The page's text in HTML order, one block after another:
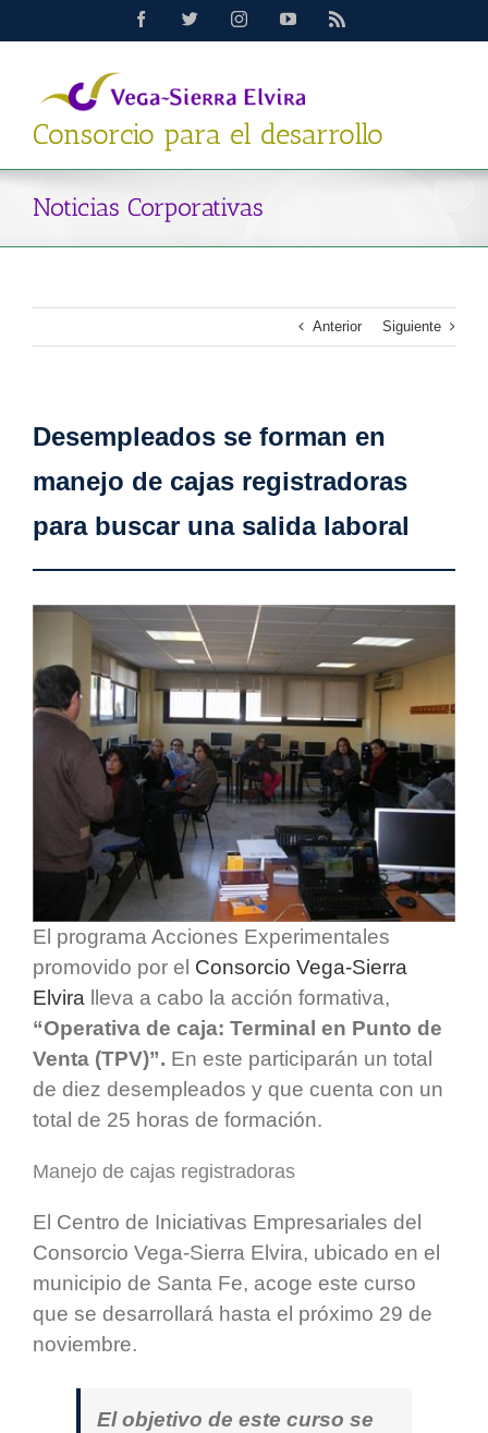
FacebookTwitterInstagramYouTubeRss
Consorcio para el desarrollo
Noticias Corporativas
Anterior Siguiente
Desempleados se forman en
manejo de cajas registradoras
para buscar una salida laboral
El programa Acciones Experimentales
promovido por el Consorcio Vega-Sierra
Elvira lleva a cabo la acción formativa,
“Operativa de caja: Terminal en Punto de
Venta (TPV)”. En este participarán un total
de diez desempleados y que cuenta con un
total de 25 horas de formación.
Manejo de cajas registradoras
El Centro de Iniciativas Empresariales del
Consorcio Vega-Sierra Elvira, ubicado en el
municipio de Santa Fe, acoge este curso
que se desarrollará hasta el próximo 29 de
noviembre.
El objetivo de este curso se